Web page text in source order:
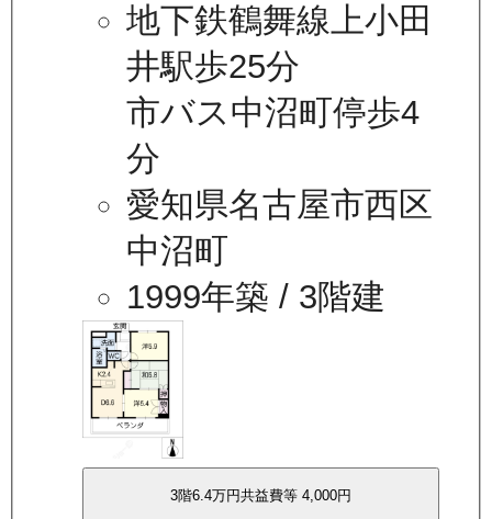
地下鉄鶴舞線上小田
井駅歩25分
市バス中沼町停歩4
分
愛知県名古屋市西区
中沼町
1999年築 / 3階建
3階6.4万円共益費等4,000円